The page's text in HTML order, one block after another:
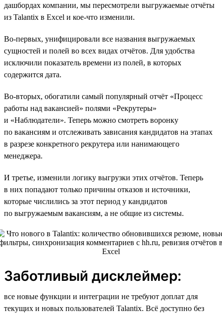
дашбордах компании, мы пересмотрели выгружаемые отчёты
из Talantix в Excel и кое-что изменили.
Во-первых, унифицировали все названия выгружаемых
сущностей и полей во всех видах отчётов. Для удобства
исключили показатель времени из полей, в которых
содержится дата.
Во-вторых, обогатили самый популярный отчёт «Процесс
работы над вакансией» полями «Рекрутеры»
и «Наблюдатели». Теперь можно смотреть воронку
по вакансиям и отслеживать зависания кандидатов на этапах
в разрезе конкретного рекрутера или нанимающего
менеджера.
И третье, изменили логику выгрузки этих отчётов. Теперь
в них попадают только причины отказов и источники,
которые числились за этот период у кандидатов
по выгружаемым вакансиям, а не общие из системы.
Заботливый дисклеймер:
все новые функции и интеграции не требуют доплат для
текущих и новых пользователей Talantix. Всё доступно без